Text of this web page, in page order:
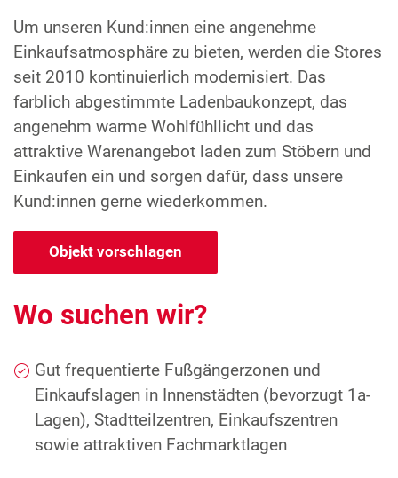
Um unseren Kund:innen eine angenehme
Einkaufsatmosphäre zu bieten, werden die Stores
seit 2010 kontinuierlich modernisiert. Das
farblich abgestimmte Ladenbaukonzept, das
angenehm warme Wohlfühllicht und das
attraktive Warenangebot laden zum Stöbern und
Einkaufen ein und sorgen dafür, dass unsere
Kund:innen gerne wiederkommen.
Objekt vorschlagen
Wo suchen wir?
Gut frequentierte Fußgängerzonen und
Einkaufslagen in Innenstädten (bevorzugt 1a-
Lagen), Stadtteilzentren, Einkaufszentren
sowie attraktiven Fachmarktlagen